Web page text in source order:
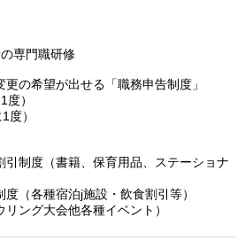
専門職研修
更の希望が出せる「職務申告制度」
度）
度）
引制度（書籍、保育用品、ステーショナ
度（各種宿泊j施設・飲食割引等）
リング大会他各種イベント）